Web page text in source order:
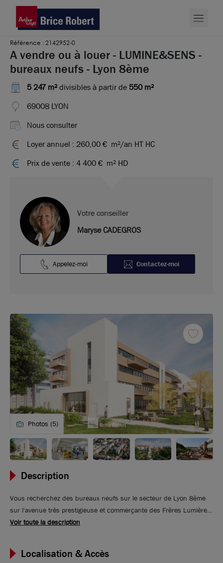
Référence : 2142952-0
A vendre ou à louer - LUMINE&SENS -
bureaux neufs - Lyon 8ème
5 247 m²divisibles à partir de 550 m²
69008 LYON
Nous consulter
Loyer annuel : 260,00 € m²/an HT HC
Prix de vente : 4 400 € m² HD
Votre conseiller
Maryse CADEGROS
Appelez-moi Contactez-moi
Photos (5)
Description
Vous recherchez des bureaux neufs sur le secteur de Lyon 8ème
sur l'avenue très prestigieuse et commerçante des Frères Lumière ?
Votre agence Brice Robert Arthur Loyd Lyon vous propose, a
desservit par les transports TCL, et les axes routiers, le programme
neuf LUMINE & SENS propose des surfaces à partir de 550 m² de
Voir toute la description
Localisation & Accès